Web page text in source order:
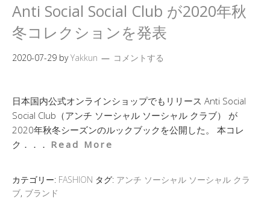
Anti Social Social Club が2020年秋
冬コレクションを発表
2020-07-29 byYakkun コメントする
日本国内公式オンラインショップでもリリース Anti Social
Social Club（アンチ ソーシャル ソーシャル クラブ） が
2020年秋冬シーズンのルックブックを公開した。 本コレ
ク．．． Read More
カテゴリー: FASHION タグ: アンチ ソーシャル ソーシャル クラ
ブ, ブランド